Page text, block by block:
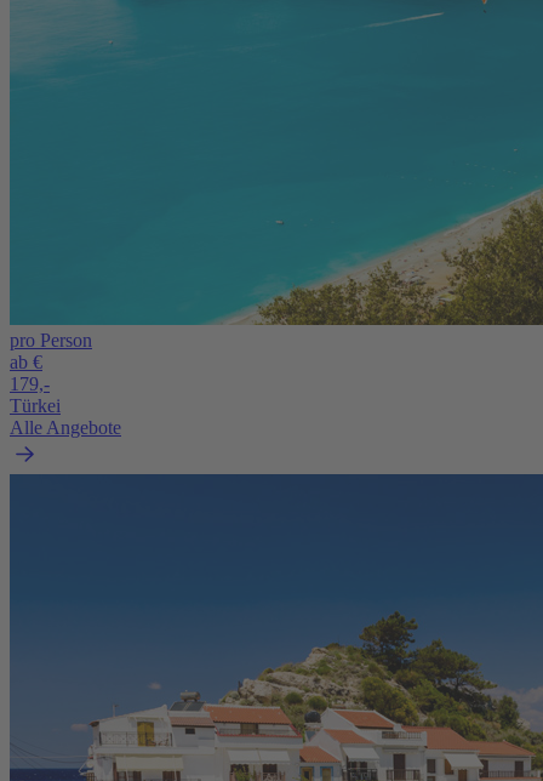
pro Person
ab €
179,-
Türkei
Alle Angebote